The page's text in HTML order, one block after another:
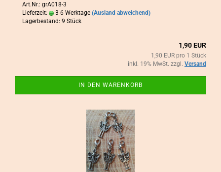
Art.Nr.: grA018-3
Lieferzeit:
3-6 Werktage (Ausland abweichend)
Lagerbestand: 9 Stück
1,90 EUR
1,90 EUR pro 1 Stück
inkl. 19% MwSt. zzgl. Versand
IN DEN WARENKORB